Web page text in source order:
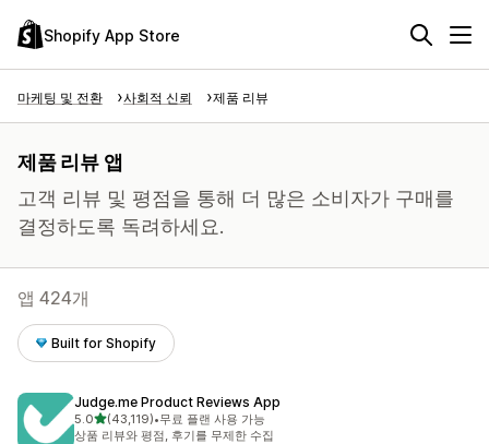
Shopify App Store
마케팅 및 전환 사회적 신뢰 제품 리뷰
제품 리뷰 앱
고객 리뷰 및 평점을 통해 더 많은 소비자가 구매를
결정하도록 독려하세요.
앱 424개
Built for Shopify
Judge.me Product Reviews App
5.0별 5개 중
(43,119)
총 리뷰 43119개
•무료 플랜 사용 가능
상품 리뷰와 평점, 후기를 무제한 수집